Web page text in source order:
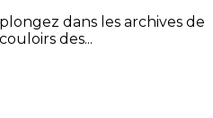
dans les archives de
des...